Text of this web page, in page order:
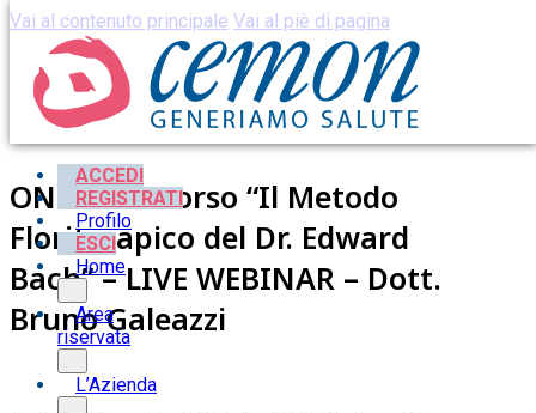
Vai al contenuto principale Vai al piè di pagina
ACCEDI
REGISTRATI
Profilo
ESCI
Home
Area
riservata
L’Azienda
ONLINE – Corso “Il Metodo
Floriterapico del Dr. Edward
Bach” – LIVE WEBINAR – Dott.
Bruno Galeazzi